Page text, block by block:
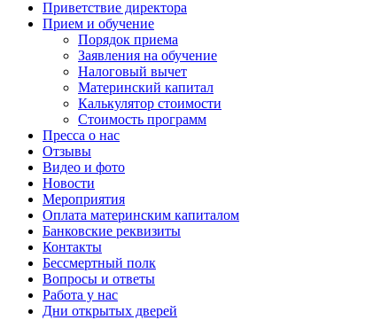
Приветствие директора
Прием и обучение
Порядок приема
Заявления на обучение
Налоговый вычет
Материнский капитал
Калькулятор стоимости
Стоимость программ
Пресса о нас
Отзывы
Видео и фото
Новости
Мероприятия
Оплата материнским капиталом
Банковские реквизиты
Контакты
Бессмертный полк
Вопросы и ответы
Работа у нас
Дни открытых дверей